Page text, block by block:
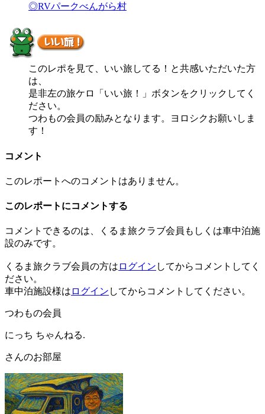
◎RVパークべんがら村
このレポを見て、いい旅してる！と共感いただいた方
は、
是非左の旅ケロ「いい旅！」ボタンをクリックしてく
ださい。
つわもの会員の励みとなります。ヨロシクお願いしま
す！
コメント
このレポートへのコメントはありません。
このレポートにコメントする
コメントできるのは、くるま旅クラブ会員もしくは車中泊施
設のみです。
くるま旅クラブ会員の方は ログイン してからコメントしてく
ださい。
車中泊施設様は ログイン してからコメントしてください。
つわもの会員
にっち ちゃんねる.
さんのお部屋